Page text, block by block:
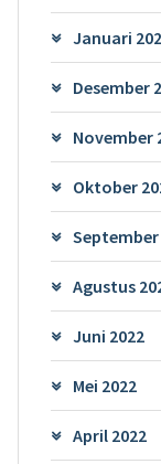
Januari
Desember
November
Oktober
September
Agustus
Juni 2022
Mei 2022
April 2022